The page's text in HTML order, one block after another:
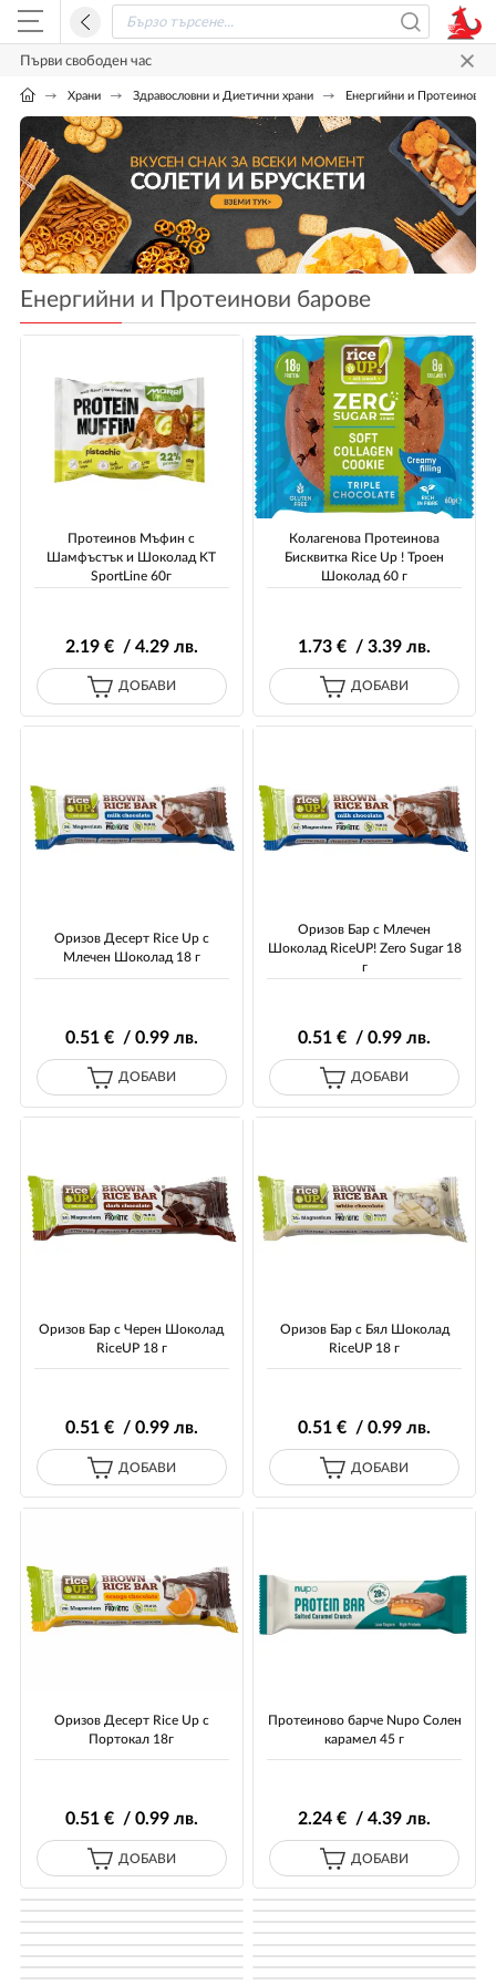
Първи свободен час
Храни Здравословни и Диетични храни Енергийни и Протеинови
Енергийни и Протеинови барове
Протеинов Мъфин с
Шамфъстък и Шоколад KT
SportLine 60г
2.19€ / 4.29лв.
ДОБАВИ
Колагенова Протеинова
Бисквитка Rice Up ! Троен
Шоколад 60 г
1.73 € / 3.39 лв.
ДОБАВИ
Оризов Десерт Rice Up с
Млечен Шоколад 18 г
0.51€ / 0.99лв.
ДОБАВИ
Оризов Бар с Млечен
Шоколад RiceUP! Zero Sugar 18
г
0.51 € / 0.99 лв.
ДОБАВИ
Оризов Бар с Черен Шоколад
RiceUP 18 г
0.51€ / 0.99лв.
ДОБАВИ
Оризов Бар с Бял Шоколад
RiceUP 18 г
0.51 € / 0.99 лв.
ДОБАВИ
Оризов Десерт Rice Up с
Портокал 18г
0.51€ / 0.99лв.
ДОБАВИ
Протеиново барче Nupo Солен
карамел 45 г
2.24 € / 4.39 лв.
ДОБАВИ